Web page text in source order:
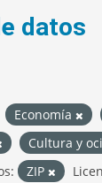
datos
Economía
Cultura y
ZIP